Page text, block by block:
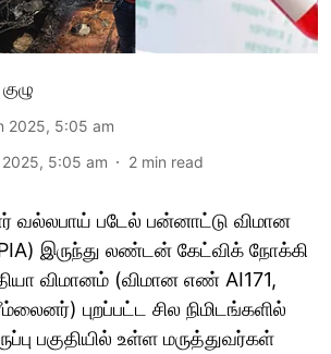
2025, 5:05 am
5:05 am 2 min read
வல்லபாய் படேல் பன்னாட்டு விமான
இருந்து லண்டன் கேட்விக் நோக்கி
விமானம் (விமான எண் AI171,
புறப்பட்ட சில நிமிடங்களில்
பகுதியில் உள்ள மருத்துவர்கள்